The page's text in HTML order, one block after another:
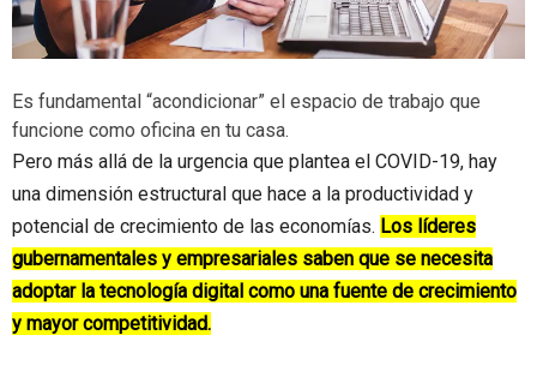
Es fundamental “acondicionar” el espacio de trabajo que
funcione como oficina en tu casa.
Pero más allá de la urgencia que plantea el COVID-19, hay
una dimensión estructural que hace a la productividad y
potencial de crecimiento de las economías. Los líderes
gubernamentales y empresariales saben que se necesita
adoptar la tecnología digital como una fuente de crecimiento
y mayor competitividad.